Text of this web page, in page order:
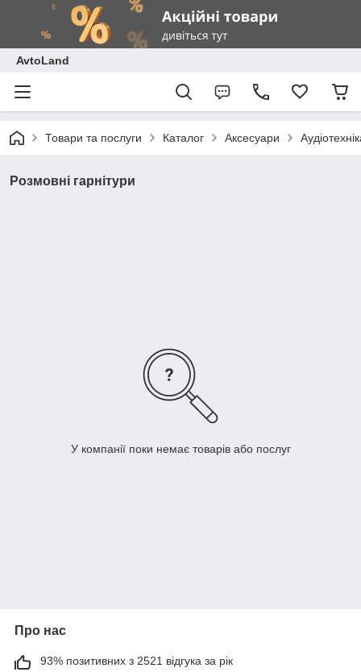
AvtoLand
Товари та послуги Каталог Аксесуари
Розмовні гарнітури
У компанії поки немає товарів або послуг
Про нас
93% позитивних з 2521 відгука за рік